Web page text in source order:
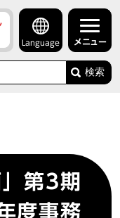
Language メニュー
検索
第3期
度事務